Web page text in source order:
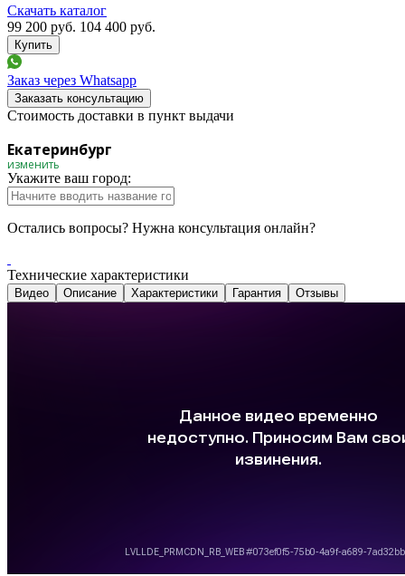
Скачать каталог
99 200 руб. 104 400 руб.
Заказ через Whatsapp
Заказать консультацию
Стоимость доставки в пункт выдачи
Екатеринбург
изменить
Укажите ваш город:
Остались вопросы? Нужна консультация онлайн?
Технические характеристики
Видео Описание Характеристики Гарантия Отзывы